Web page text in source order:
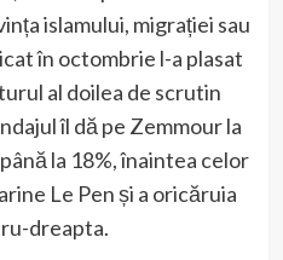
islamului, migrației sau
în octombrie l-a plasat
al doilea de scrutin
îl dă pe Zemmour la
la 18%, înaintea celor
Le Pen și a oricăruia
dreapta.